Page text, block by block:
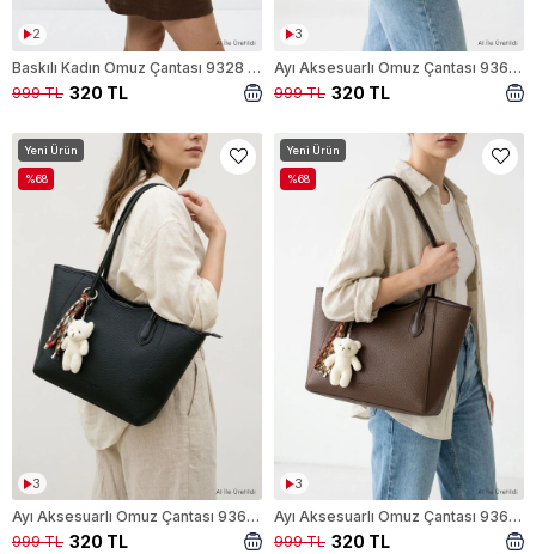
2
Baskılı Kadın Omuz Çantası 9328 Siyah
320 TL
999 TL
3
Ayı Aksesuarlı Omuz Çantası 9361 Kahve-Bej
320 TL
999 TL
3
Ayı Aksesuarlı Omuz Çantası 9361 Siyah
320 TL
999 TL
Yeni Ürün
%68
3
Ayı Aksesuarlı Omuz Çantası 9361 Acı Kahve
320 TL
999 TL
Yeni Ürün
%68